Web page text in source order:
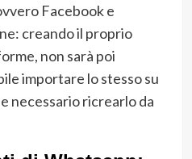
Facebook e
creando il proprio
non sarà poi
importare lo stesso su
necessario ricrearlo da